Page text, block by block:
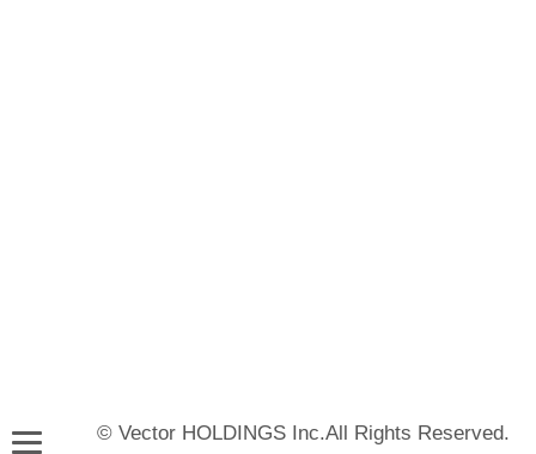
© Vector HOLDINGS Inc.All Rights Reserved.